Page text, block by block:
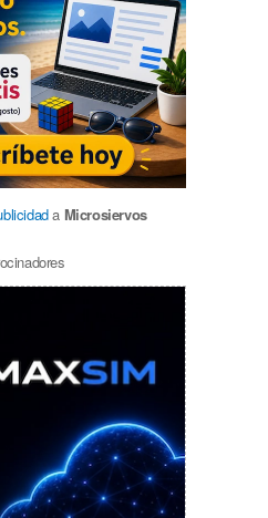
a Microsiervos